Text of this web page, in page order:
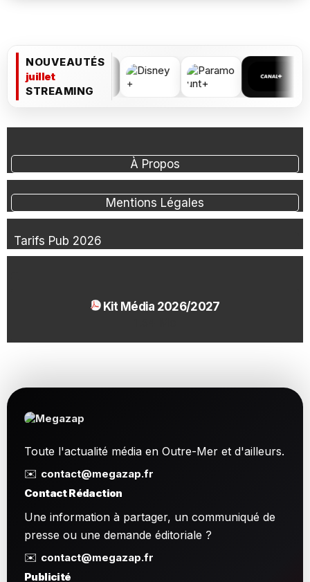
NOUVEAUTÉS
juillet
STREAMING
À Propos
Mentions Légales
Tarifs Pub 2026
Kit Média 2026/2027
Toute l'actualité média en Outre-Mer et d'ailleurs.
✉️ contact@megazap.fr
Contact Rédaction
Une information à partager, un communiqué de
presse ou une demande éditoriale ?
✉️ contact@megazap.fr
Publicité